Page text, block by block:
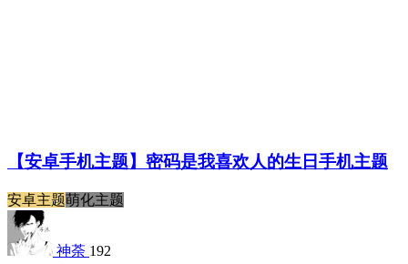
【安卓手机主题】密码是我喜欢人的生日手机主题
安卓主题萌化主题
神荼 192